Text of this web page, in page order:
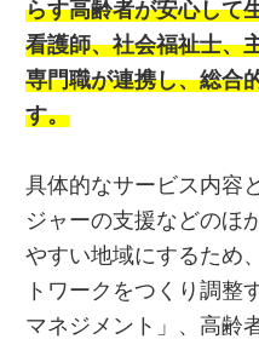
らす高齢者が安心して
看護師、社会福祉士、
専門職が連携し、総合
す。
具体的なサービス内容
ジャーの支援などのほ
やすい地域にするため
トワークをつくり調整
マネジメント」、高齢